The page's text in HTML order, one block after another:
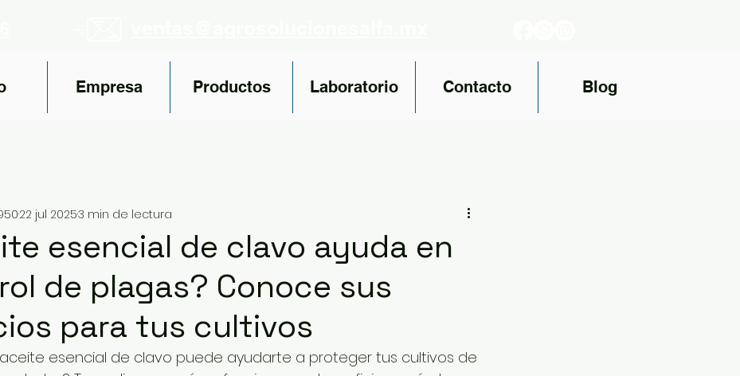
Empresa Productos Laboratorio Contacto Blog
esencial de clavo ayuda en
de plagas? Conoce sus
para tus cultivos
22 jul 20253 min de lectura
esencial de clavo puede ayudarte a proteger tus cultivos de